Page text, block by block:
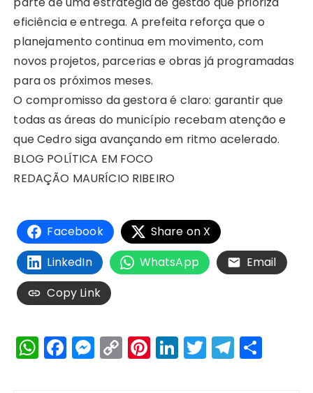
eficiência e entrega. A prefeita reforça que o
planejamento continua em movimento, com
novos projetos, parcerias e obras já programadas
para os próximos meses.
O compromisso da gestora é claro: garantir que
todas as áreas do município recebam atenção e
que Cedro siga avançando em ritmo acelerado.
BLOG POLÍTICA EM FOCO
REDAÇÃO MAURÍCIO RIBEIRO
Facebook
Share on X
LinkedIn
WhatsApp
Email
Copy Link
W
h
F
a
M
e
C
o
Pi
n
Li
n
T
w
T
el